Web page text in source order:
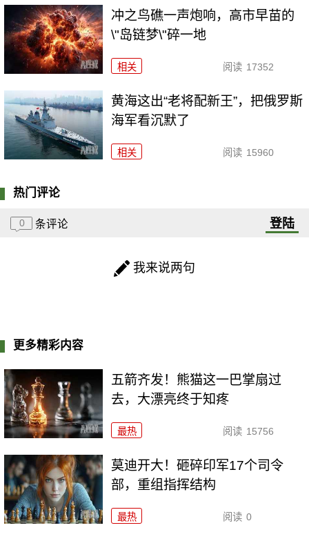
冲之鸟礁一声炮响，高市早苗的
\"岛链梦\"碎一地
相关 阅读 17352
黄海这出“老将配新王”，把俄罗斯
海军看沉默了
相关 阅读 15960
热门评论
0 条评论 登陆
我来说两句
更多精彩内容
五箭齐发！熊猫这一巴掌扇过
去，大漂亮终于知疼
最热 阅读 15756
莫迪开大！砸碎印军17个司令
部，重组指挥结构
最热 阅读 0